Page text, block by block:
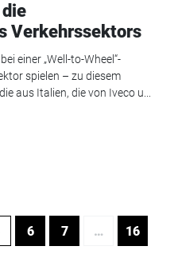
Verkehrssektors
einer „Well-to-Wheel“-
spielen – zu diesem
aus Italien, die von Iveco u...
6 7 … 16